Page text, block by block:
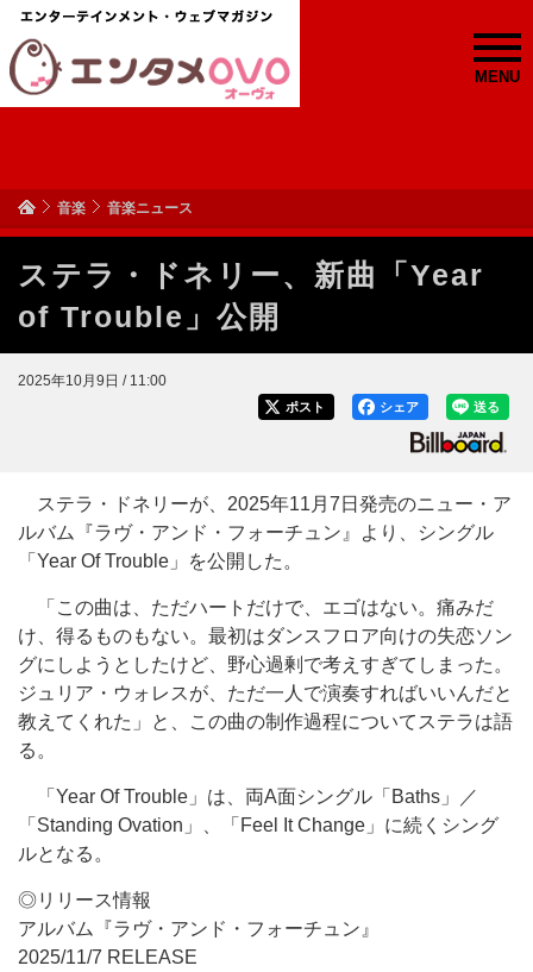
MENU
音楽 音楽ニュース
ステラ・ドネリー、新曲「Year
of Trouble」公開
2025年10月9日 / 11:00
送る
シェア
ポスト
ステラ・ドネリーが、2025年11月7日発売のニュー・ア
ルバム『ラヴ・アンド・フォーチュン』より、シングル
「Year Of Trouble」を公開した。
「この曲は、ただハートだけで、エゴはない。痛みだ
け、得るものもない。最初はダンスフロア向けの失恋ソン
グにしようとしたけど、野心過剰で考えすぎてしまった。
ジュリア・ウォレスが、ただ一人で演奏すればいいんだと
教えてくれた」と、この曲の制作過程についてステラは語
る。
「Year Of Trouble」は、両A面シングル「Baths」／
「Standing Ovation」、「Feel It Change」に続くシング
ルとなる。
◎リリース情報
アルバム『ラヴ・アンド・フォーチュン』
2025/11/7 RELEASE